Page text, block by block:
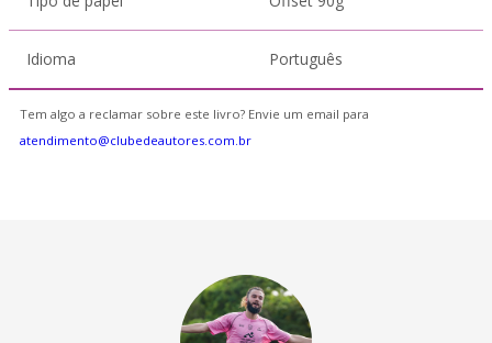
Idioma Português
Tem algo a reclamar sobre este livro? Envie um email para
atendimento@clubedeautores.com.br